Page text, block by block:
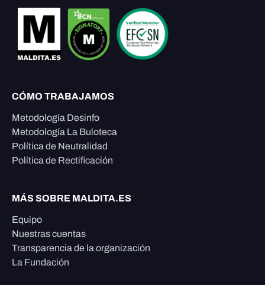
CÓMO TRABAJAMOS
Metodología Desinfo
Metodología La Buloteca
Política de Neutralidad
Política de Rectificación
MÁS SOBRE MALDITA.ES
Equipo
Nuestras cuentas
Transparencia de la organización
La Fundación